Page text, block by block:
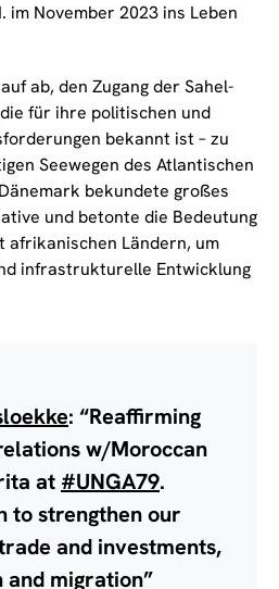
im November 2023 ins Leben
ab, den Zugang der Sahel-
für ihre politischen und
bekannt ist – zu
Seewegen des Atlantischen
bekundete großes
und betonte die Bedeutung
afrikanischen Ländern, um
infrastrukturelle Entwicklung
: “Reaffirming
w/Moroccan
at #UNGA79.
to strengthen our
and investments,
migration”